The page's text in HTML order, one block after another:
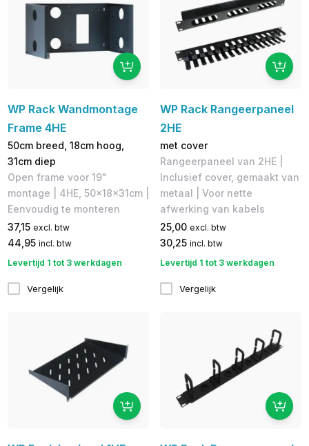
WP Rack Wandmontage
Frame 4HE
50cm breed, 18cm hoog,
31cm diep
Open frame voor 19"
montage | 4HE, 50x18x31cm |
Eenvoudig te monteren
37,15 excl. btw
44,95 incl. btw
Levertijd 1 tot 3 werkdagen
Vergelijk
WP Rack Rangeerpaneel
2HE
met cover
Rangeerpaneel van 2HE |
Inclusief cover, gemaakt van
metaal | Voor nette
afwerking van kabels
25,00 excl. btw
30,25 incl. btw
Levertijd 1 tot 3 werkdagen
Vergelijk